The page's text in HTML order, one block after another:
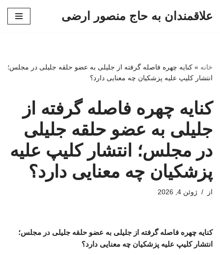
علاقمندان به حاج منصور ارضی
خانه » کنایه چهره فاصله گرفته از جلیلی به عضو حلقه جلیلی در مجلس؛
انتشار کلیپ علیه پزشکیان چه معنایی دارد؟
کنایه چهره فاصله گرفته از
جلیلی به عضو حلقه جلیلی
در مجلس؛ انتشار کلیپ علیه
پزشکیان چه معنایی دارد؟
از ژوئن 4, 2026
کنایه چهره فاصله گرفته از جلیلی به عضو حلقه جلیلی در مجلس؛
انتشار کلیپ علیه پزشکیان چه معنایی دارد؟